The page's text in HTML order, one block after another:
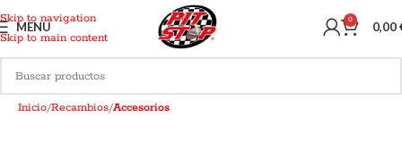
Skip to navigation
Skip to main content
MENU 0 0,00
Inicio Recambios Accesorios